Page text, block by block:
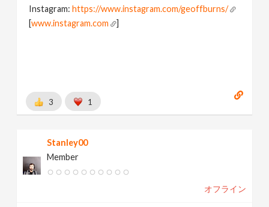
Instagram:https://www.instagram.com/geoffburns/
[www.instagram.com ]
3 1
Stanley00
Member
オフライン